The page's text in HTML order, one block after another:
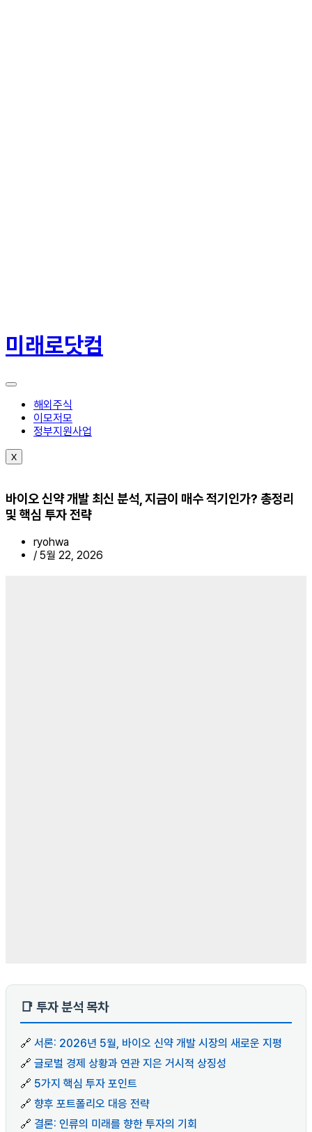
텐
츠
너
미래로닷컴
해외주식
이모저모
정부지원사업
X
바이오 신약 개발 최신 분석, 지금이 매수 적기인가? 총정리
및 핵심 투자 전략
ryohwa
/ 5월 22, 2026
📑 투자 분석 목차
🔗 서론: 2026년 5월, 바이오 신약 개발 시장의 새로운 지평
🔗 글로벌 경제 상황과 연관 지은 거시적 상징성
🔗 5가지 핵심 투자 포인트
🔗 향후 포트폴리오 대응 전략
🔗 결론: 인류의 미래를 향한 투자의 기회